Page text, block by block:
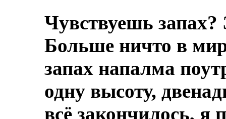
Чувствуешь
Больше ничто в
запах напалма
одну высоту,
всё закончилось, я